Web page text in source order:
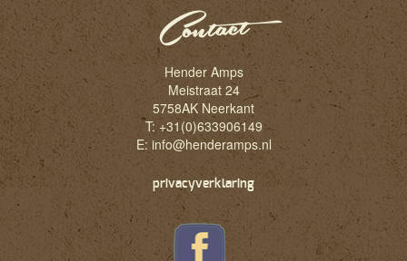
Contact
Hender Amps
Meistraat 24
5758AK Neerkant
T: +31(0)633906149
E: info@henderamps.nl
privacyverklaring